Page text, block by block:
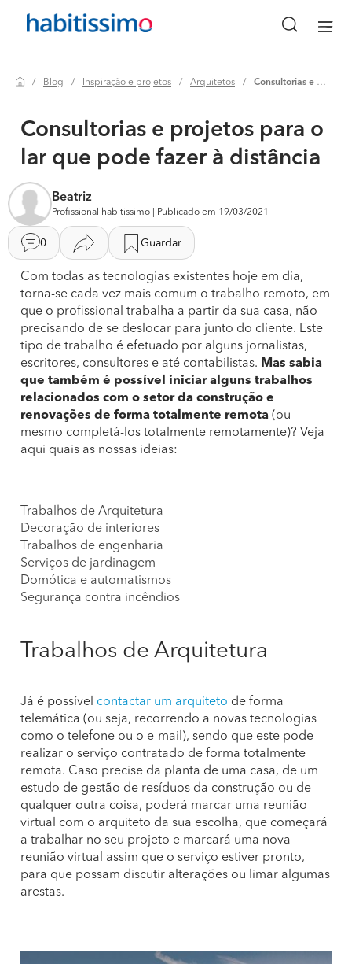
Blog Inspiração e projetos Arquitetos Consultorias e projetos para o lar que pode fazer à distância
Consultorias e projetos para o
lar que pode fazer à distância
Beatriz
Profissional habitissimo | Publicado em 19/03/2021
0 Guardar
Com todas as tecnologias existentes hoje em dia,
torna-se cada vez mais comum o trabalho remoto, em
que o profissional trabalha a partir da sua casa, não
precisando de se deslocar para junto do cliente. Este
tipo de trabalho é efetuado por alguns jornalistas,
escritores, consultores e até contabilistas. Mas sabia
que também é possível iniciar alguns trabalhos
relacionados com o setor da construção e
renovações de forma totalmente remota (ou
mesmo completá-los totalmente remotamente)? Veja
aqui quais as nossas ideias:
Trabalhos de Arquitetura
Decoração de interiores
Trabalhos de engenharia
Serviços de jardinagem
Domótica e automatismos
Segurança contra incêndios
Trabalhos de Arquitetura
Já é possível contactar um arquiteto de forma
telemática (ou seja, recorrendo a novas tecnologias
como o telefone ou o e-mail), sendo que este pode
realizar o serviço contratado de forma totalmente
remota. Caso precise da planta de uma casa, de um
estudo de gestão de resíduos da construção ou de
qualquer outra coisa, poderá marcar uma reunião
virtual com o arquiteto da sua escolha, que começará
a trabalhar no seu projeto e marcará uma nova
reunião virtual assim que o serviço estiver pronto,
para que possam discutir alterações ou limar algumas
arestas.